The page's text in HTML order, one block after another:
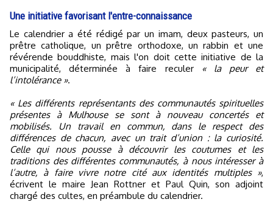
Une initiative favorisant l'entre-connaissance
Le calendrier a été rédigé par un imam, deux pasteurs, un
prêtre catholique, un prêtre orthodoxe, un rabbin et une
révérende bouddhiste, mais l'on doit cette initiative de la
municipalité, déterminée à faire reculer
« la peur et
l’intolérance ».
« Les différents représentants des communautés spirituelles
présentes à Mulhouse se sont à nouveau concertés et
mobilisés. Un travail en commun, dans le respect des
différences de chacun, avec un trait d’union : la curiosité.
Celle qui nous pousse à découvrir les coutumes et les
traditions des différentes communautés, à nous intéresser à
l’autre, à faire vivre notre cité aux identités multiples »,
écrivent le maire Jean Rottner et Paul Quin, son adjoint
chargé des cultes, en préambule du calendrier.